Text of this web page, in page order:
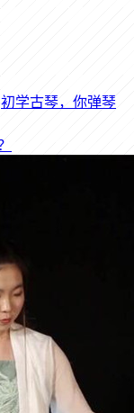
初学古琴，你弹琴